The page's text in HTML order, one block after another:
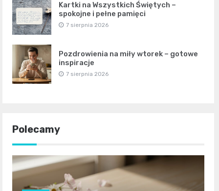
Kartki na Wszystkich Świętych –
spokojne i pełne pamięci
7 sierpnia 2026
Pozdrowienia na miły wtorek – gotowe
inspiracje
7 sierpnia 2026
Polecamy